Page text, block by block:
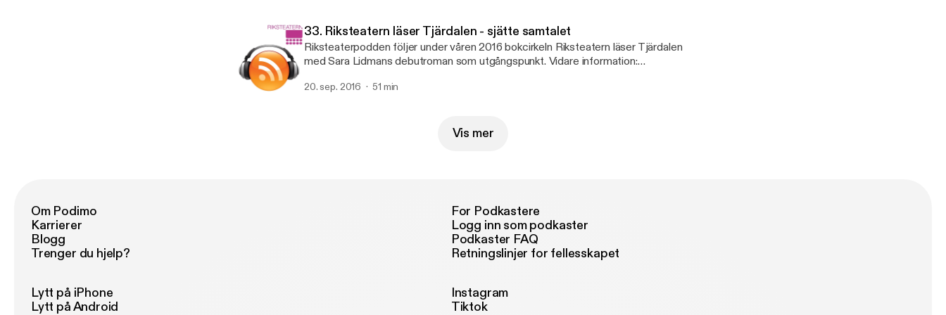
33. Riksteatern läser Tjärdalen - sjätte samtalet
Riksteaterpodden följer under våren 2016 bokcirkeln Riksteatern läser Tjärdalen
med Sara Lidmans debutroman som utgångspunkt. Vidare information:
20. sep. 2016 51 min
Vis mer
Om Podimo
Karrierer
Blogg
Trenger du hjelp?
For Podkastere
Logg inn som podkaster
Podkaster FAQ
Retningslinjer for fellesskapet
Lytt på iPhone
Lytt på Android
Instagram
Tiktok